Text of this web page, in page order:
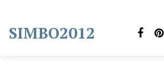
content
SIMBO2012